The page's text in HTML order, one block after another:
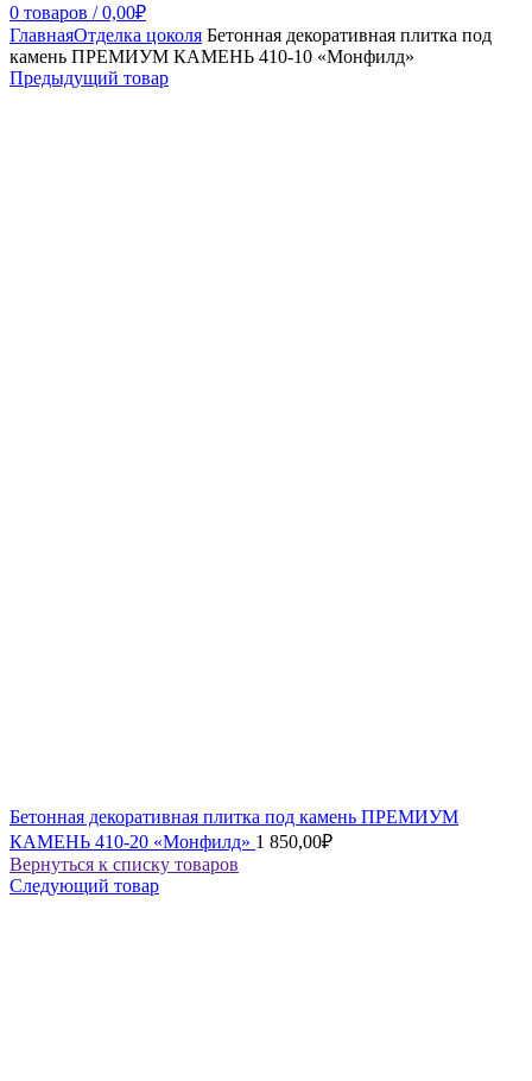
0 товаров / 0,00₽
ГлавнаяОтделка цоколя Бетонная декоративная плитка под
камень ПРЕМИУМ КАМЕНЬ 410-10 «Монфилд»
Предыдущий товар
Бетонная декоративная плитка под камень ПРЕМИУМ
КАМЕНЬ 410-20 «Монфилд» 1 850,00₽
Вернуться к списку товаров
Следующий товар